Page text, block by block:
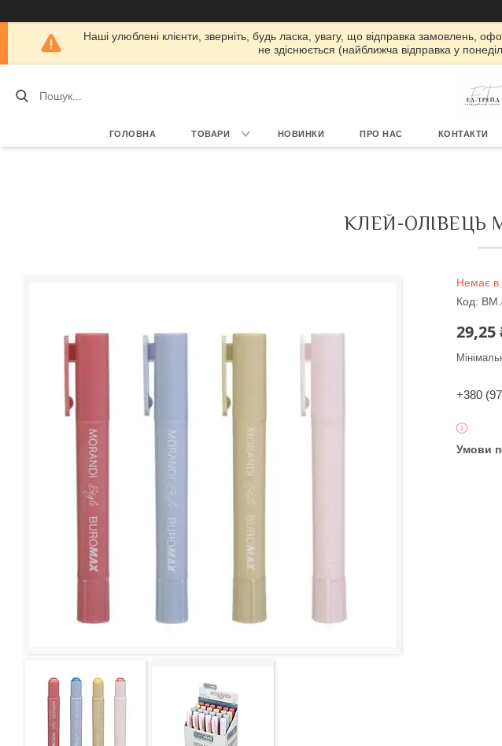
Наші улюблені клієнти, зверніть, будь ласка, увагу, що відправка замовлень,
не здіснюється (найближча відправка у
ГОЛОВНА ТОВАРИ НОВИНКИ ПРО НАС КОНТАКТИ
КЛЕЙ-ОЛІВЕЦЬ
Немає в
Код:
29,25
+380